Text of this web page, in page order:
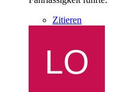
Zitieren